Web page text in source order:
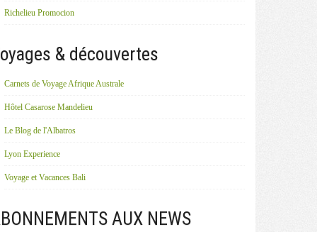
Richelieu Promocion
& découvertes
Carnets de Voyage Afrique Australe
Hôtel Casarose Mandelieu
Le Blog de l'Albatros
Lyon Experience
Voyage et Vacances Bali
AUX NEWS